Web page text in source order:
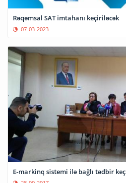
Rəqəmsal SAT imtahanı keçiriləcək
07-03-2023
E-markinq sistemi ilə bağlı tədbir